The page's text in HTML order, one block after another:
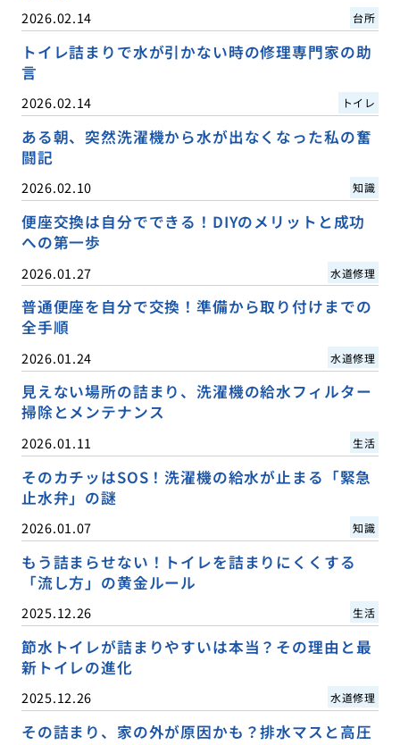
2026.02.14 台所
トイレ詰まりで水が引かない時の修理専門家の助
言
2026.02.14 トイレ
ある朝、突然洗濯機から水が出なくなった私の奮
闘記
2026.02.10 知識
便座交換は自分でできる！DIYのメリットと成功
への第一歩
2026.01.27 水道修理
普通便座を自分で交換！準備から取り付けまでの
全手順
2026.01.24 水道修理
見えない場所の詰まり、洗濯機の給水フィルター
掃除とメンテナンス
2026.01.11 生活
そのカチッはSOS！洗濯機の給水が止まる「緊急
止水弁」の謎
2026.01.07 知識
もう詰まらせない！トイレを詰まりにくくする
「流し方」の黄金ルール
2025.12.26 生活
節水トイレが詰まりやすいは本当？その理由と最
新トイレの進化
2025.12.26 水道修理
その詰まり、家の外が原因かも？排水マスと高圧